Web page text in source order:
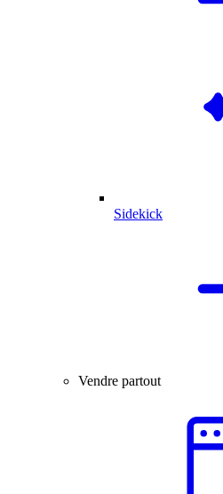
Sidekick
Vendre partout